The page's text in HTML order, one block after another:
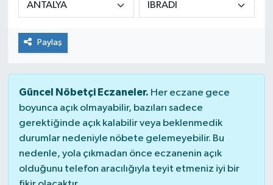
Paylaş
Güncel Nöbetçi Eczaneler. Her eczane gece
boyunca açık olmayabilir, bazıları sadece
gerektiğinde açık kalabilir veya beklenmedik
durumlar nedeniyle nöbete gelemeyebilir. Bu
nedenle, yola çıkmadan önce eczanenin açık
olduğunu telefon aracılığıyla teyit etmeniz iyi bir